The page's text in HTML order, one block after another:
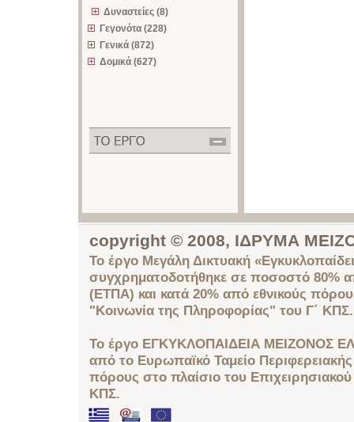
Δυναστείες (8)
Γεγονότα (228)
Γενικά (872)
Δομικά (627)
copyright © 2008, ΙΔΡΥΜΑ
Το έργο Μεγάλη Δικτυακή
συγχρηματοδοτήθηκε σε ποσοστό 80%
(ΕΤΠΑ) και κατά 20% από εθνικούς
"Κοινωνία της Πληροφορίας" του Γ΄ ΚΠΣ.
Το έργο ΕΓΚΥΚΛΟΠΑΙΔΕΙΑ ΜΕΙΖΟΝΟΣ
από το Ευρωπαϊκό Ταμείο
πόρους στο πλαίσιο του
ΚΠΣ.